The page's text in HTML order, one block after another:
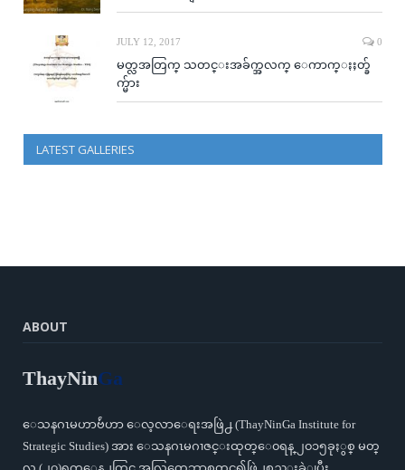
JULY 12, 2017 0
မတ္လအတြက္ သတင္းအခ်က္အလက္ ေကာက္ႏႈတ္ခ်
က္မ်ား
LATEST GALLERIES
ABOUT
ThayNinGa
ေသနဂၤမဟာဗ်ဴဟာ ေလ့လာေရးအဖြဲ႕ (ThayNinGa Institute for
Strategic Studies) အား ေသနဂၤမဂၢဇင္းထုတ္ေ၀ရန္ ၂၀၁၅ခုႏွစ္ မတ္